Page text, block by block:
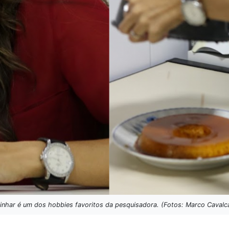
é um dos hobbies favoritos da pesquisadora. (Fotos: Marco